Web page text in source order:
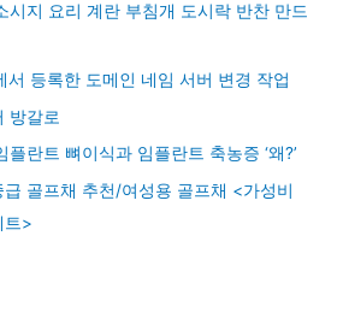
시지 요리 계란 부침개 도시락 반찬 만드
등록한 도메인 네임 서버 변경 작업
방갈로
란트 뼈이식과 임플란트 축농증 ‘왜?’
골프채 추천/여성용 골프채 <가성비
트>